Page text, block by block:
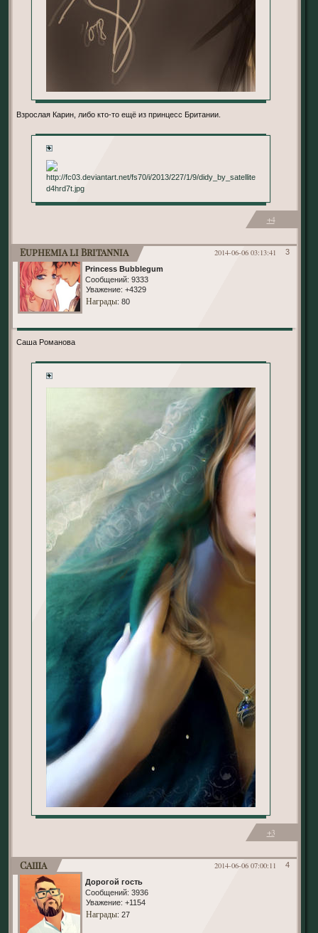
Взрослая Карин, либо кто-то ещё из принцесс Британии.
+
+4
3
2014-06-06 03:13:41
Euphemia li Britannia
Princess Bubblegum
Сообщений: 9333
Уважение: +4329
Награды: 80
Саша Романова
+
+3
4
2014-06-06 07:00:11
Саша
Дорогой гость
Сообщений: 3936
Уважение: +1154
Награды: 27